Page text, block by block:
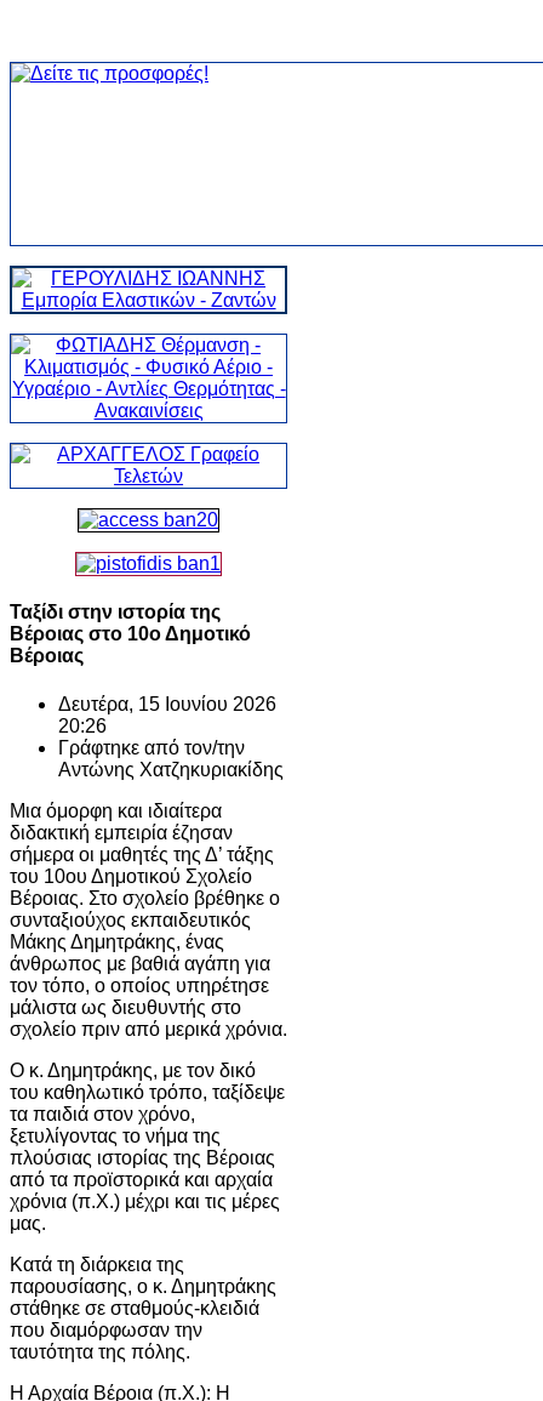
Ταξίδι στην ιστορία της
Βέροιας στο 10ο Δημοτικό
Βέροιας
Δευτέρα, 15 Ιουνίου 2026
20:26
Γράφτηκε από τον/την
Αντώνης Χατζηκυριακίδης
Μια όμορφη και ιδιαίτερα
διδακτική εμπειρία έζησαν
σήμερα οι μαθητές της Δ’ τάξης
του 10ου Δημοτικού Σχολείο
Βέροιας. Στο σχολείο βρέθηκε ο
συνταξιούχος εκπαιδευτικός
Μάκης Δημητράκης, ένας
άνθρωπος με βαθιά αγάπη για
τον τόπο, ο οποίος υπηρέτησε
μάλιστα ως διευθυντής στο
σχολείο πριν από μερικά χρόνια.
Ο κ. Δημητράκης, με τον δικό
του καθηλωτικό τρόπο, ταξίδεψε
τα παιδιά στον χρόνο,
ξετυλίγοντας το νήμα της
πλούσιας ιστορίας της Βέροιας
από τα προϊστορικά και αρχαία
χρόνια (π.Χ.) μέχρι και τις μέρες
μας.
Κατά τη διάρκεια της
παρουσίασης, ο κ. Δημητράκης
στάθηκε σε σταθμούς-κλειδιά
που διαμόρφωσαν την
ταυτότητα της πόλης.
Η Αρχαία Βέροια (π.Χ.): Η